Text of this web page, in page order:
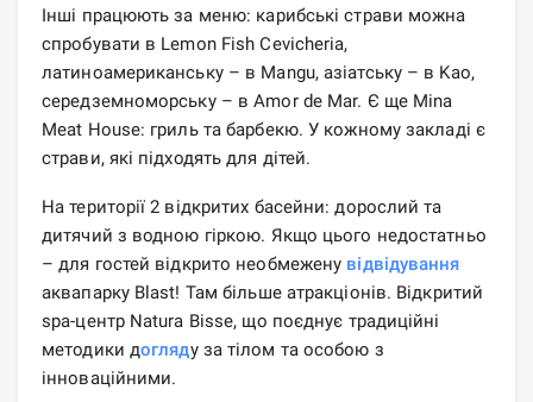
Інші працюють за меню: карибські страви можна
спробувати в Lemon Fish Cevicheria,
латиноамериканську – в Mangu, азіатську – в Kao,
середземноморську – в Amor de Mar. Є ще Mina
Meat House: гриль та барбекю. У кожному закладі є
страви, які підходять для дітей.
На території 2 відкритих басейни: дорослий та
дитячий з водною гіркою. Якщо цього недостатньо
– для гостей відкрито необмежену відвідування
аквапарку Blast! Там більше атракціонів. Відкритий
spa-центр Natura Bisse, що поєднує традиційні
методики догляду за тілом та особою з
інноваційними.